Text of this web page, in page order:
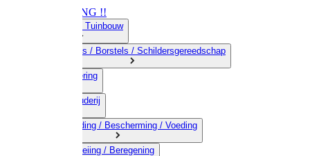
OPRUIMING !!
01) Land-& Tuinbouw
02) Bezems / Borstels / Schildersgereedschap
03) Afrastering
04) Veehouderij
05) Bestrijding / Bescherming / Voeding
06) Besproeiing / Beregening